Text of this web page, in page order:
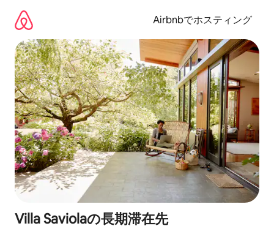
Airbnbでホスティング
Villa Saviolaの長期滞在先